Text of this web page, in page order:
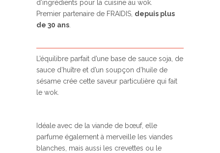
d’ingrédients pour la cuisine au wok.
Premier partenaire de FRAIDIS, depuis plus
de 30 ans.
L’équilibre parfait d’une base de sauce soja, de
sauce d’huître et d’un soupçon d’huile de
sésame crée cette saveur particulière qui fait
le wok.
Idéale avec de la viande de bœuf, elle
parfume également à merveille les viandes
blanches, mais aussi les crevettes ou le